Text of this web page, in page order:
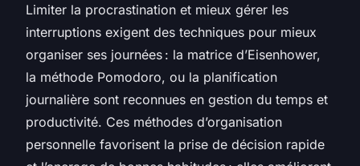
Limiter la procrastination et mieux gérer les
interruptions exigent des techniques pour mieux
organiser ses journées : la matrice d’Eisenhower,
la méthode Pomodoro, ou la planification
journalière sont reconnues en gestion du temps et
productivité. Ces méthodes d’organisation
personnelle favorisent la prise de décision rapide